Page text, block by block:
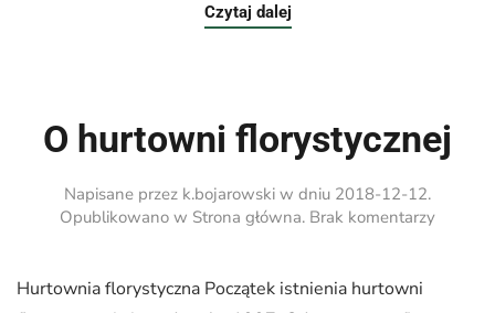
Czytaj dalej
O hurtowni florystycznej
Napisane przez k.bojarowski w dniu 2018-12-12.
Opublikowano w Strona główna. Brak komentarzydo
Hurtownia florystyczna Początek istnienia hurtowni